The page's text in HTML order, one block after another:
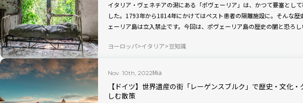
イタリア・ヴェネチアの潟にある「ポヴェーリア」は、かつて要塞とし
した。1793年から1814年にかけてはペスト患者の隔離施設に。そんな歴
ェーリア島は立入禁止です。今回は、ポヴェーリア島の歴史の闇と恐ろし
ヨーロッパ イタリア 豆知識
Nov. 10th, 2022Mia
【ドイツ】世界遺産の街「レーゲンスブルク」で歴史・文化・
しむ散策